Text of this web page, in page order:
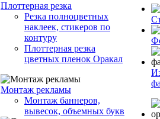
Плоттерная резка
Резка полноцветных
наклеек, стикеров по
контуру
Плоттерная резка
цветных пленок Оракал
Монтаж рекламы
Монтаж баннеров,
вывесок, объемных букв